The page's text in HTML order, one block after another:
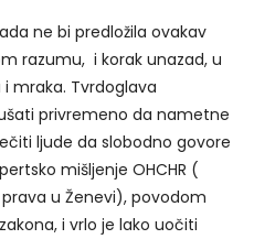
ne bi predložila ovakav
razumu, i korak unazad, u
mraka. Tvrdoglava
privremeno da nametne
ljude da slobodno govore
mišljenje OHCHR (
u Ženevi), povodom
i vrlo je lako uočiti